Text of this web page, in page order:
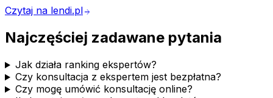
Czytaj na lendi.plarrow_forward
Najczęściej zadawane pytania
Jak działa ranking ekspertów?
Czy konsultacja z ekspertem jest bezpłatna?
Czy mogę umówić konsultację online?